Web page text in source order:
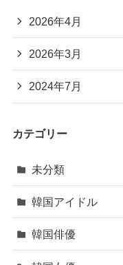
2026年4月
2026年3月
2024年7月
カテゴリー
未分類
韓国アイドル
韓国俳優